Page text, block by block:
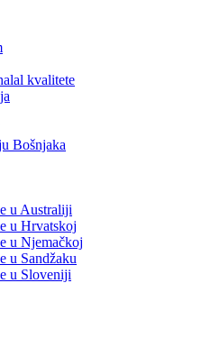
kvalitete
Bošnjaka
u Australiji
u Hrvatskoj
u Njemačkoj
u Sandžaku
u Sloveniji